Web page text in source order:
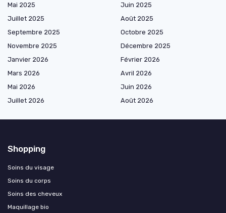
Mai 2025
Juin 2025
Juillet 2025
Août 2025
Septembre 2025
Octobre 2025
Novembre 2025
Décembre 2025
Janvier 2026
Février 2026
Mars 2026
Avril 2026
Mai 2026
Juin 2026
Juillet 2026
Août 2026
Shopping
Soins du visage
Soins du corps
Soins des cheveux
Maquillage bio